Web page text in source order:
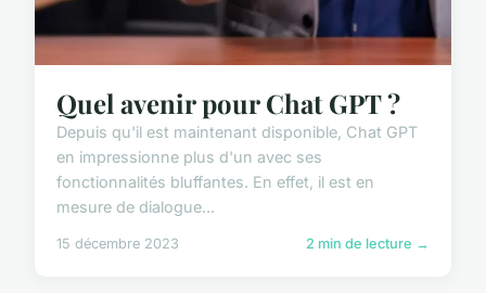
Quel avenir pour Chat GPT ?
Depuis qu'il est maintenant disponible, Chat GPT
en impressionne plus d'un avec ses
fonctionnalités bluffantes. En effet, il est en
mesure de dialogue...
15 décembre 2023 2 min de lecture →